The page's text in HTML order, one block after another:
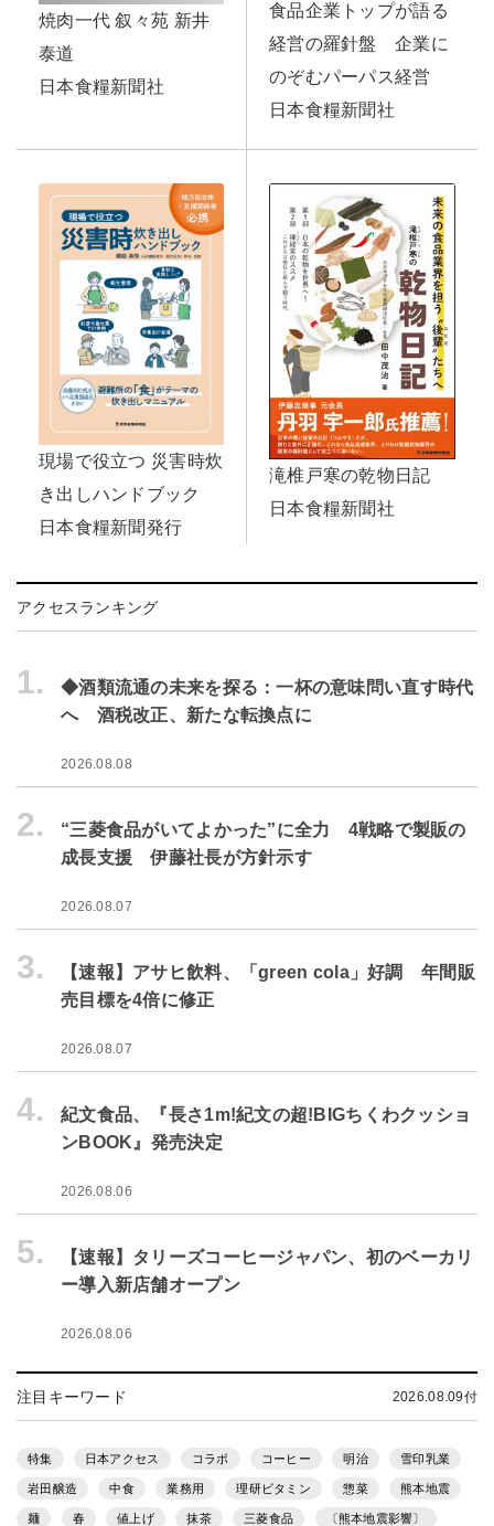
焼肉一代 叙々苑 新井
泰道
日本食糧新聞社
食品企業トップが語る
経営の羅針盤 企業に
のぞむパーパス経営
日本食糧新聞社
現場で役立つ 災害時炊
き出しハンドブック
日本食糧新聞発行
滝椎戸寒の乾物日記
日本食糧新聞社
アクセスランキング
1.
◆酒類流通の未来を探る：一杯の意味問い直す時代
へ 酒税改正、新たな転換点に
2026.08.08
2.
“三菱食品がいてよかった”に全力 4戦略で製販の
成長支援 伊藤社長が方針示す
2026.08.07
3.
【速報】アサヒ飲料、「green cola」好調 年間販
売目標を4倍に修正
2026.08.07
4.
紀文食品、『長さ1m!紀文の超!BIGちくわクッショ
ンBOOK』発売決定
2026.08.06
5.
【速報】タリーズコーヒージャパン、初のベーカリ
ー導入新店舗オープン
2026.08.06
注目キーワード 2026.08.09付
特集 日本アクセス コラボ コーヒー 明治 雪印乳業
岩田醸造 中食 業務用 理研ビタミン 惣菜 熊本地震
麺 春 値上げ 抹茶 三菱食品 〔熊本地震影響〕